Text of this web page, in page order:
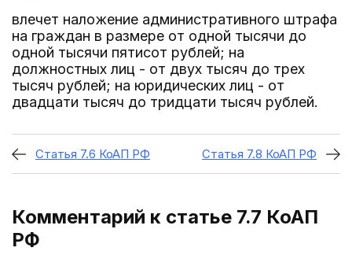
влечет наложение административного штрафа
на граждан в размере от одной тысячи до
одной тысячи пятисот рублей; на
должностных лиц - от двух тысяч до трех
тысяч рублей; на юридических лиц - от
двадцати тысяч до тридцати тысяч рублей.
Статья 7.6 КоАП РФ Статья 7.8 КоАП РФ
Комментарий к статье 7.7 КоАП
РФ